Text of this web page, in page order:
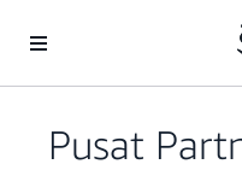
Pusat